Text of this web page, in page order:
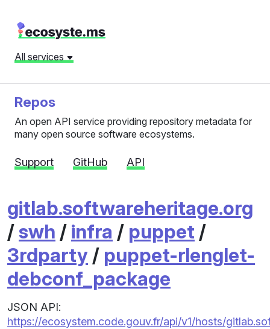
All services
Repos
An open API service providing repository metadata for
many open source software ecosystems.
Support GitHub API
gitlab.softwareheritage.org
/swh / infra / puppet /
3rdparty / puppet-rlenglet-
debconf_package
JSON API:
https://ecosystem.code.gouv.fr/api/v1/hosts/